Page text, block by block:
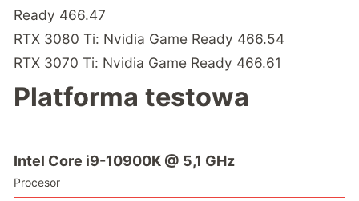
Ready 466.47
RTX 3080 Ti: Nvidia Game Ready 466.54
RTX 3070 Ti: Nvidia Game Ready 466.61
Platforma testowa
Procesor
Intel Core i9-10900K @ 5,1 GHz